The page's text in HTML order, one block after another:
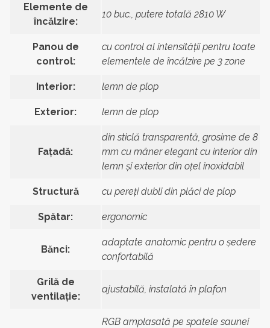
Elemente de
încălzire:
10 buc., putere totală 2810 W
Panou de
control:
cu control al intensității pentru toate
elementele de încălzire pe 3 zone
Interior: lemn de plop
Exterior: lemn de plop
Fațadă:
din sticlă transparentă, grosime de 8
mm cu mâner elegant cu interior din
lemn și exterior din oțel inoxidabil
Structură cu pereți dubli din plăci de plop
Spătar: ergonomic
Bănci:
adaptate anatomic pentru o ședere
confortabilă
Grilă de
ventilație:
ajustabilă, instalată în plafon
RGB amplasată pe spatele saunei